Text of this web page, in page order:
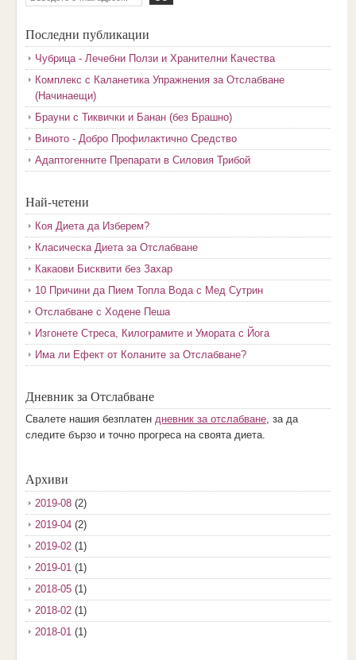
Последни публикации
Чубрица - Лечебни Ползи и Хранителни Качества
Комплекс с Каланетика Упражнения за Отслабване
(Начинаещи)
Брауни с Тиквички и Банан (без Брашно)
Виното - Добро Профилактично Средство
Адаптогенните Препарати в Силовия Трибой
Най-четени
Коя Диета да Изберем?
Класическа Диета за Отслабване
Какаови Бисквити без Захар
10 Причини да Пием Топла Вода с Мед Сутрин
Отслабване с Ходене Пеша
Изгонете Стреса, Килограмите и Умората с Йога
Има ли Ефект от Коланите за Отслабване?
Дневник за Отслабване
Свалете нашия безплатен дневник за отслабване, за да
следите бързо и точно прогреса на своята диета.
Архиви
2019-08(2)
2019-04(2)
2019-02(1)
2019-01(1)
2018-05(1)
2018-02(1)
2018-01(1)